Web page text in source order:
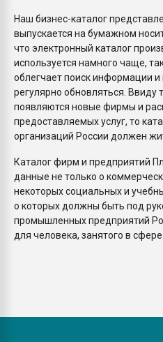
Наш бизнес-каталог
выпускается на бумажном
что электронный каталог
используется намного чаще,
облегчает поиск информации
регулярно обновляться. Ввиду
появляются новые фирмы и
предоставляемых услуг, то
организаций России должен
Каталог фирм и предприятий
данные не только о
некоторых социальных и
о которых должны быть под
промышленных предприятий
для человека, занятого в сфере